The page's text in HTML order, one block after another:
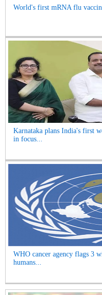
World's first mRNA flu
Karnataka plans India's first
in focus...
WHO cancer agency flags 3
humans...